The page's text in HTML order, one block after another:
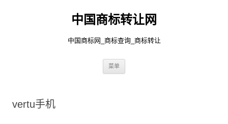
中国商标转让网
中国商标网_商标查询_商标转让
菜单
vertu手机